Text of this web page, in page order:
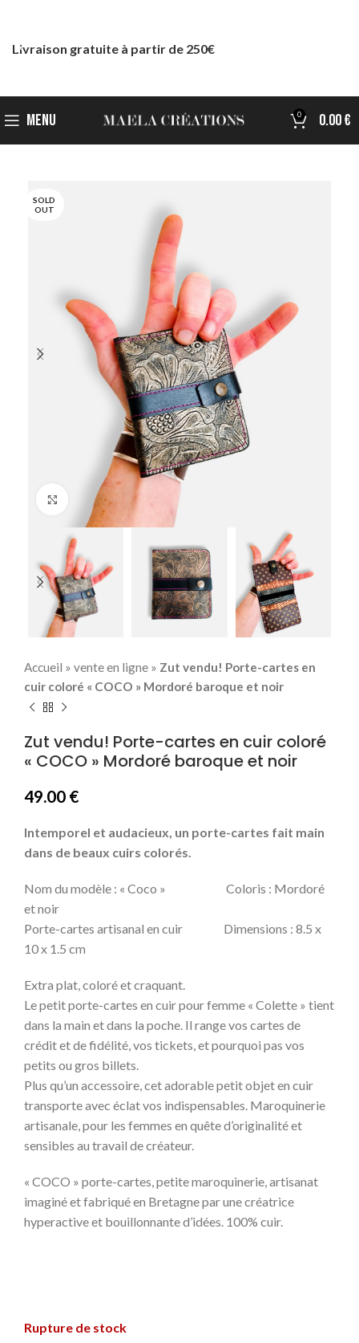
MENU 0 0.00€
SOLD
OUT
Click to enlarge
Accueil » vente en ligne » Zut vendu! Porte-cartes en
cuir coloré « COCO » Mordoré baroque et noir
Zut vendu! Porte-cartes en cuir coloré
« COCO » Mordoré baroque et noir
49.00 €
Intemporel et audacieux, un porte-cartes fait main
dans de beaux cuirs colorés.
Nom du modèle : « Coco » Coloris : Mordoré
et noir
Porte-cartes artisanal en cuir Dimensions : 8.5 x
10 x 1.5 cm
Extra plat, coloré et craquant.
Le petit porte-cartes en cuir pour femme « Colette » tient
dans la main et dans la poche. Il range vos cartes de
crédit et de fidélité, vos tickets, et pourquoi pas vos
petits ou gros billets.
Plus qu’un accessoire, cet adorable petit objet en cuir
transporte avec éclat vos indispensables. Maroquinerie
artisanale, pour les femmes en quête d’originalité et
sensibles au travail de créateur.
« COCO » porte-cartes, petite maroquinerie, artisanat
imaginé et fabriqué en Bretagne par une créatrice
hyperactive et bouillonnante d’idées. 100% cuir.
Rupture de stock
Livraison gratuite à partir de 250€